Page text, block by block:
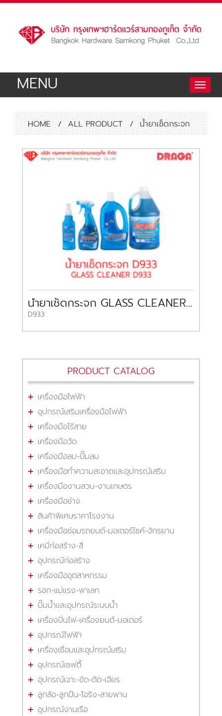
Toggle
MENU
HOME / ALL PRODUCT / น้ำยาเช็ดกระจก
น้ำยาเช็ดกระจก GLASS CLEANER D933
D933
PRODUCT CATALOG
เครื่องมือไฟฟ้า
อุปกรณ์เสริมเครื่องมือไฟฟ้า
เครื่องมือไร้สาย
เครื่องมือวัด
เครื่องมือลม-ปั๊มลม
เครื่องมือทำความสะอาดและอุปกรณ์เสริม
เครื่องมืองานสวน-งานเกษตร
เครื่องมือช่าง
สินค้าพิเศษราคาโรงงาน
เครื่องมือซ่อมรถยนต์-มอเตอร์ไซค์-จักรยาน
เคมีก่อสร้าง-สี
อุปกรณ์ก่อสร้าง
เครื่องมืออุตสาหกรรม
รอก-แม่แรง-พาเลท
ปั๊มน้ำและอุปกรณ์ระบบน้ำ
เครื่องปั่นไฟ-เครื่องยนต์-มอเตอร์
อุปกรณ์ไฟฟ้า
เครื่องเชื่อมและอุปกรณ์เสริม
อุปกรณ์เซฟตี้
อุปกรณ์เจาะ-ขัด-ตัด-เจียร
ลูกล้อ-ลูกปืน-โอริง-สายพาน
อุปกรณ์งานเรือ